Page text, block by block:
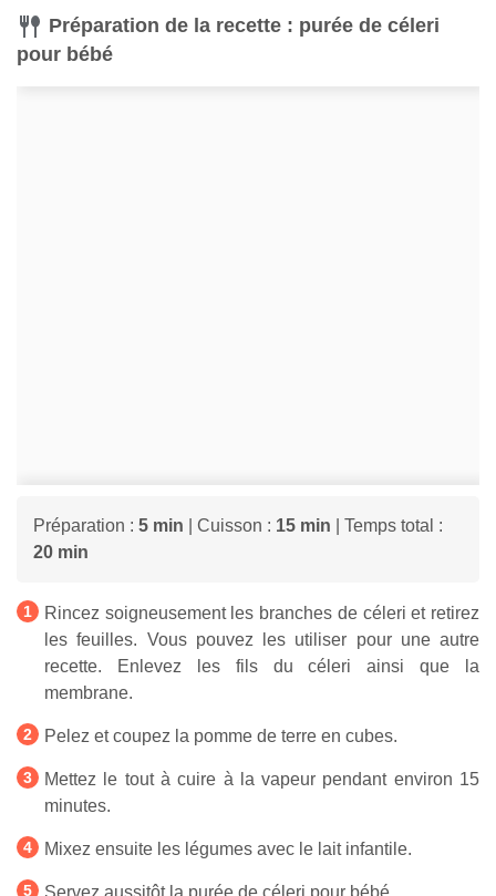
Préparation de la recette : purée de céleri
pour bébé
Préparation : 5 min | Cuisson : 15 min | Temps total :
20 min
Rincez soigneusement les branches de céleri et retirez
les feuilles. Vous pouvez les utiliser pour une autre
recette. Enlevez les fils du céleri ainsi que la
membrane.
Pelez et coupez la pomme de terre en cubes.
Mettez le tout à cuire à la vapeur pendant environ 15
minutes.
Mixez ensuite les légumes avec le lait infantile.
Servez aussitôt la purée de céleri pour bébé.